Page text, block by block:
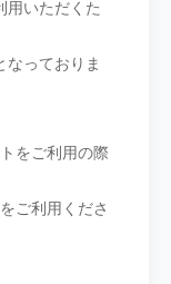
用いただくた
なっておりま
をご利用の際
ご利用くださ